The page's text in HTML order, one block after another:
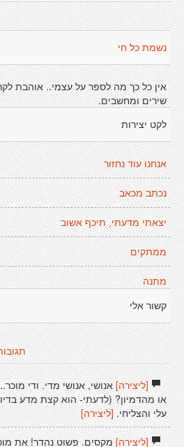
נשמת כל חי
אין כל כך מה לספר על עצמי.. אוהבת
שירים ומחשבים.
לקט יצירות
אנחנו עוד נחזור
נכתב מכאב
יצאתי מדעתי, תיכף אשוב
ממתקים
מתנה
קשור אלי
[ליצירה]אנושי, אנושי מדי. ודי
או מהדמיון? (לדעתי- הוא קצת מדע
עלי והצליחי. [ליצירה]
[ליצירה]מקסים. פשוט נהדר! את